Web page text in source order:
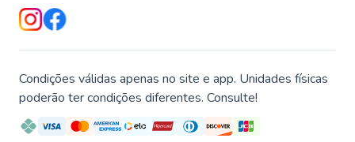
Condições válidas apenas no site e app. Unidades físicas
poderão ter condições diferentes. Consulte!